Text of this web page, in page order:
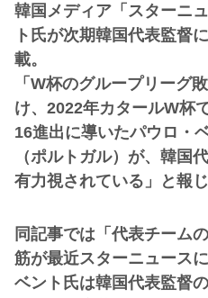
韓国メディア「スターニ
ト氏が次期韓国代表監督
載。
「W杯のグループリーグ
け、2022年カタールW杯
16進出に導いたパウロ・
（ポルトガル）が、韓国
有力視されている」と報じ
同記事では「代表チーム
筋が最近スターニュース
ベント氏は韓国代表監督の